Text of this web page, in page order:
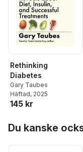
Rethinking
Diabetes
Gary Taubes
Häftad, 2025
145 kr
Du kanske